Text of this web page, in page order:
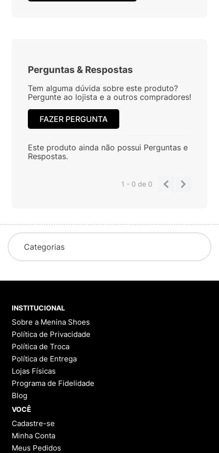
Perguntas & Respostas
Tem alguma dúvida sobre este produto?
Pergunte ao lojista e a outros compradores!
FAZER PERGUNTA
Este produto ainda não possui Perguntas e
Respostas.
1 - 0de 0
Categorias
INSTITUCIONAL
Sobre a Menina Shoes
Política de Privacidade
Política de Troca
Política de Entrega
Lojas Físicas
Programa de Fidelidade
Blog
VOCÊ
Cadastre-se
Minha Conta
Meus Pedidos